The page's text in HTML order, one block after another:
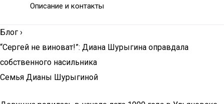
Описание и контакты
Блог ›
“Сергей не виноват!”: Диана Шурыгина оправдала
собственного насильника
Семья Дианы Шурыгиной